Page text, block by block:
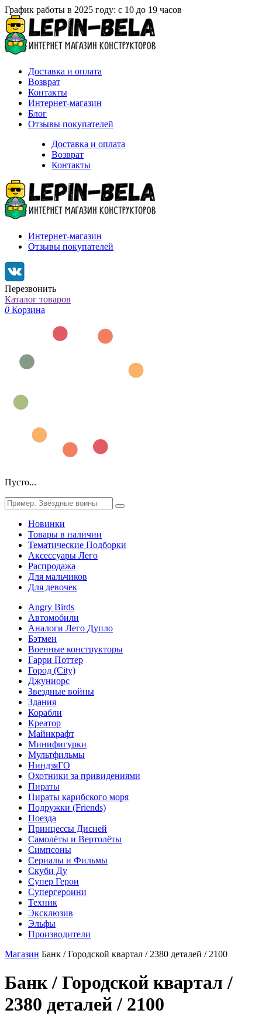
График работы в 2025 году: с 10 до 19 часов
Доставка и оплата
Возврат
Контакты
Интернет-магазин
Блог
Отзывы покупателей
Доставка и оплата
Возврат
Контакты
Интернет-магазин
Отзывы покупателей
Перезвонить
Каталог товаров
0 Корзина
Пусто...
Новинки
Товары в наличии
Тематические Подборки
Аксессуары Лего
Распродажа
Для мальчиков
Для девочек
Angry Birds
Автомобили
Аналоги Лего Дупло
Бэтмен
Военные конструкторы
Гарри Поттер
Город (City)
Джуниорс
Звездные войны
Здания
Корабли
Креатор
Майнкрафт
Минифигурки
Мультфильмы
НиндзяГО
Охотники за привидениями
Пираты
Пираты карибского моря
Подружки (Friends)
Поезда
Принцессы Дисней
Самолёты и Вертолёты
Симпсоны
Сериалы и Фильмы
Скуби Ду
Супер Герои
Супергероини
Техник
Эксклюзив
Эльфы
Производители
Магазин Банк / Городской квартал / 2380 деталей / 2100
Банк / Городской квартал /
2380 деталей / 2100